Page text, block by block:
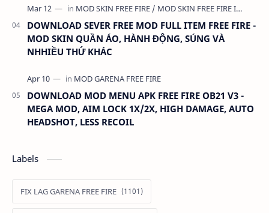
DOWNLOAD SEVER FREE MOD FULL ITEM FREE FIRE -
MOD SKIN QUẦN ÁO, HÀNH ĐỘNG, SÚNG VÀ
NHHIỀU THỨ KHÁC
DOWNLOAD MOD MENU APK FREE FIRE OB21 V3 -
MEGA MOD, AIM LOCK 1X/2X, HIGH DAMAGE, AUTO
HEADSHOT, LESS RECOIL
Labels
FIX LAG GARENA FREE FIRE